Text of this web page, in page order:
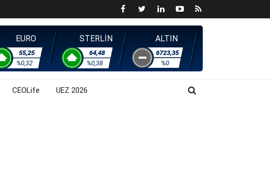
EURO
55,25
%0,32
STERLİN
64,48
%0,38
ALTIN
6723,35
%0
CEOLife UEZ 2026